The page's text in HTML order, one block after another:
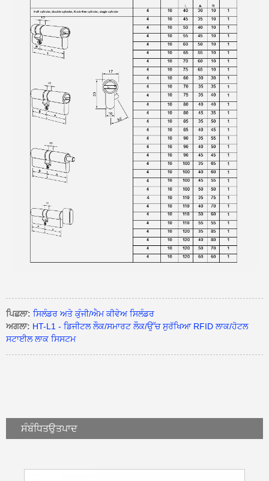
ਪਿਛਲਾ: ਸਿਲੰਡਰ ਅਤੇ ਕੁੰਜੀ/ਐਮ ਕੀਵੇਅ ਸਿਲੰਡਰ
ਅਗਲਾ: HT-L1 - ਡਿਜੀਟਲ ਲੌਕ/ਸਮਾਰਟ ਲੌਕ/ਉੱਚ ਸੁਰੱਖਿਆ RFID ਲਾਕ/ਹੋਟਲ
ਸਟਾਈਲ ਲਾਕ ਸਿਸਟਮ
ਸੰਬੰਧਿਤਉਤਪਾਦ